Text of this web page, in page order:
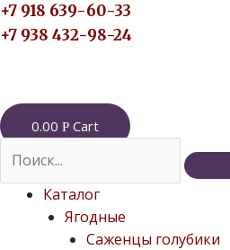
+7 918 639-60-33
+7 938 432-98-24
0.00 Р Cart
Каталог
Ягодные
Саженцы голубики